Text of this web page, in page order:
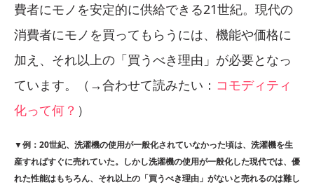
費者にモノを安定的に供給できる21世紀。現代の
消費者にモノを買ってもらうには、機能や価格に
加え、それ以上の「買うべき理由」が必要となっ
ています。（→合わせて読みたい： コモディティ
化って何？ ）
▼例：20世紀、洗濯機の使用が一般化されていなかった頃は、洗濯機を生
産すればすぐに売れていた。しかし洗濯機の使用が一般化した現代では、優
れた性能はもちろん、それ以上の「買うべき理由」がないと売れるのは難し